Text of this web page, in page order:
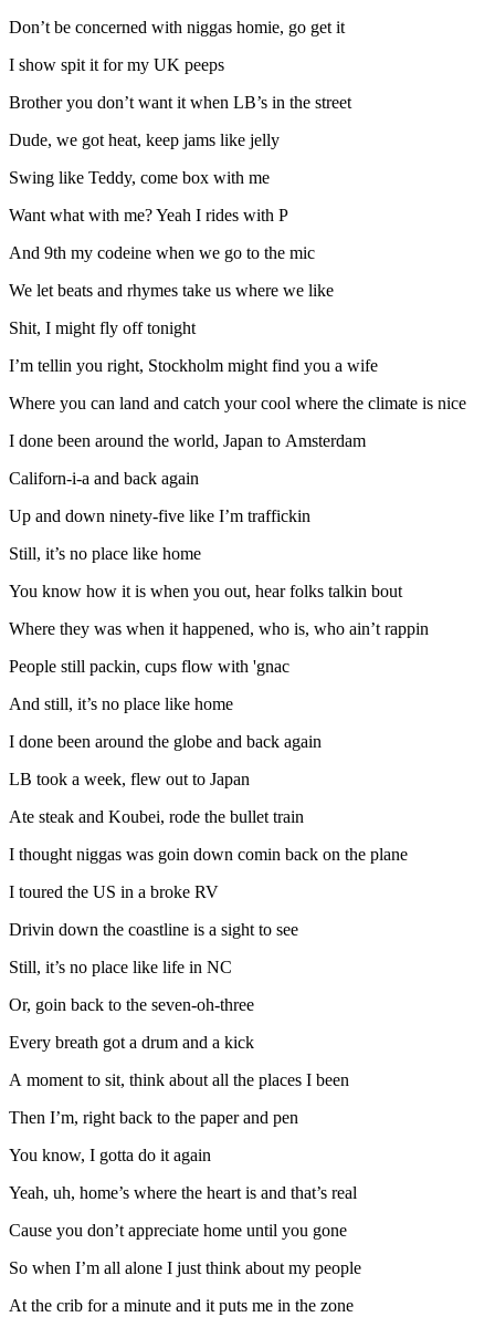
Don’t be concerned with niggas homie, go get it
I show spit it for my UK peeps
Brother you don’t want it when LB’s in the street
Dude, we got heat, keep jams like jelly
Swing like Teddy, come box with me
Want what with me? Yeah I rides with P
And 9th my codeine when we go to the mic
We let beats and rhymes take us where we like
Shit, I might fly off tonight
I’m tellin you right, Stockholm might find you a wife
Where you can land and catch your cool where the climate is nice
I done been around the world, Japan to Amsterdam
Californ-i-a and back again
Up and down ninety-five like I’m traffickin
Still, it’s no place like home
You know how it is when you out, hear folks talkin bout
Where they was when it happened, who is, who ain’t rappin
People still packin, cups flow with 'gnac
And still, it’s no place like home
I done been around the globe and back again
LB took a week, flew out to Japan
Ate steak and Koubei, rode the bullet train
I thought niggas was goin down comin back on the plane
I toured the US in a broke RV
Drivin down the coastline is a sight to see
Still, it’s no place like life in NC
Or, goin back to the seven-oh-three
Every breath got a drum and a kick
A moment to sit, think about all the places I been
Then I’m, right back to the paper and pen
You know, I gotta do it again
Yeah, uh, home’s where the heart is and that’s real
Cause you don’t appreciate home until you gone
So when I’m all alone I just think about my people
At the crib for a minute and it puts me in the zone